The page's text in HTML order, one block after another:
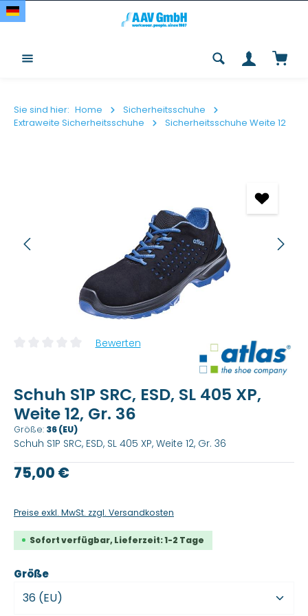
Zum Hauptinhalt springen
Sie sind hier: Home
Sicherheitsschuhe
Extraweite Sicherheitsschuhe
Sicherheitsschuhe Weite 12
Durchschnittliche Bewertung von 0 von 5 Sternen
Bewerten
Schuh S1P SRC, ESD, SL 405 XP,
Weite 12, Gr. 36
Größe: 36 (EU)
Schuh S1P SRC, ESD, SL 405 XP, Weite 12, Gr. 36
Regulärer Preis:
75,00 €
Preise exkl. MwSt. zzgl. Versandkosten
Sofort verfügbar, Lieferzeit: 1-2 Tage
Größeauswählen